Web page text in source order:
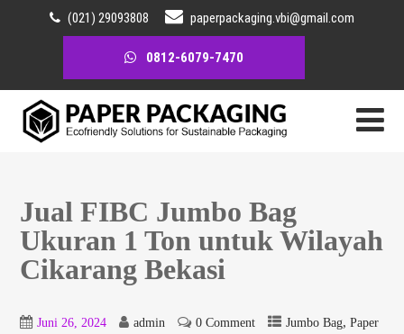
(021) 29093808 paperpackaging.vbi@gmail.com
0812-6079-7470
Jual FIBC Jumbo Bag
Ukuran 1 Ton untuk Wilayah
Cikarang Bekasi
Juni 26, 2024 admin 0 Comment Jumbo Bag,Paper